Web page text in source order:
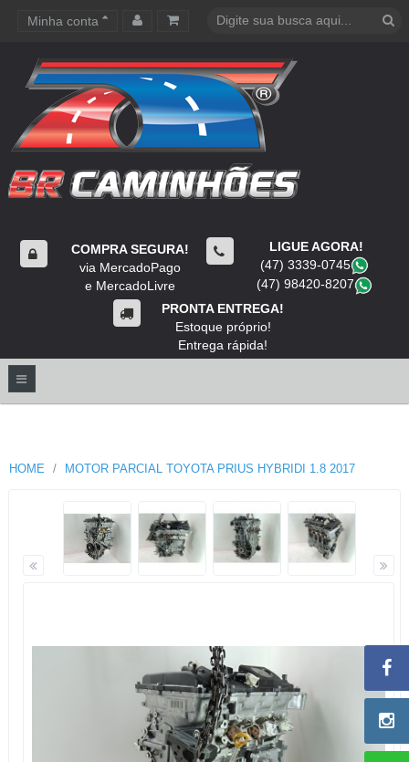
Minha conta
COMPRA SEGURA!
via MercadoPago
e MercadoLivre
LIGUE AGORA!
(47) 3339-0745
(47) 98420-8207
PRONTA ENTREGA!
Estoque próprio!
Entrega rápida!
HOME MOTOR PARCIAL TOYOTA PRIUS HYBRIDI 1.8 2017